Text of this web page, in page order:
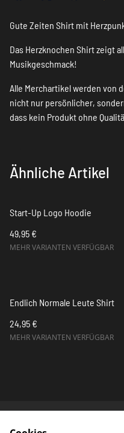
Gute Zeiten Shirt mit
Das Herzknochen Shirt zeigt
Musikgeschmack!
Alle Merchartikel werden von
nicht nur persönlicher,
dass kein Produkt ohne
Ähnliche Artikel
Start-Up Logo Hoodie
49,95 €
MEHR VARIANTEN VERFÜGBAR
Endlich Normale Leute Shirt
24,95 €
MEHR VARIANTEN VERFÜGBAR